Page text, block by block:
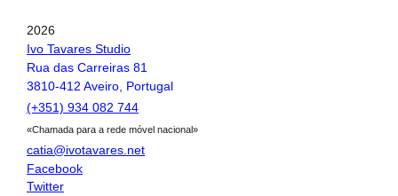
2026
Ivo Tavares Studio
Rua das Carreiras 81
3810-412 Aveiro, Portugal
(+351) 934 082 744
«Chamada para a rede móvel nacional»
catia@ivotavares.net
Facebook
Twitter